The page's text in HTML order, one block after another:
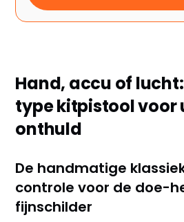
Hand, accu of
type kitpistool voor
onthuld
De handmatige
controle voor de doe-
fijnschilder